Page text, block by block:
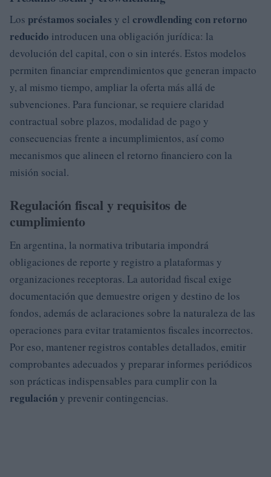
Los préstamos sociales y el crowdlending con retorno
reducido introducen una obligación jurídica: la
devolución del capital, con o sin interés. Estos modelos
permiten financiar emprendimientos que generan impacto
y, al mismo tiempo, ampliar la oferta más allá de
subvenciones. Para funcionar, se requiere claridad
contractual sobre plazos, modalidad de pago y
consecuencias frente a incumplimientos, así como
mecanismos que alineen el retorno financiero con la
misión social.
Regulación fiscal y requisitos de
cumplimiento
En argentina, la normativa tributaria impondrá
obligaciones de reporte y registro a plataformas y
organizaciones receptoras. La autoridad fiscal exige
documentación que demuestre origen y destino de los
fondos, además de aclaraciones sobre la naturaleza de las
operaciones para evitar tratamientos fiscales incorrectos.
Por eso, mantener registros contables detallados, emitir
comprobantes adecuados y preparar informes periódicos
son prácticas indispensables para cumplir con la
regulación y prevenir contingencias.